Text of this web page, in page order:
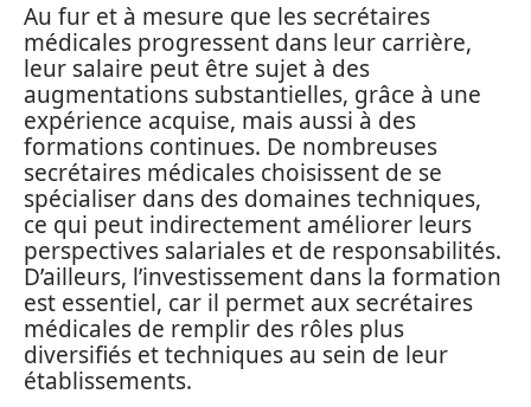
Au fur et à mesure que les secrétaires
médicales progressent dans leur carrière,
leur salaire peut être sujet à des
augmentations substantielles, grâce à une
expérience acquise, mais aussi à des
formations continues. De nombreuses
secrétaires médicales choisissent de se
spécialiser dans des domaines techniques,
ce qui peut indirectement améliorer leurs
perspectives salariales et de responsabilités.
D’ailleurs, l’investissement dans la formation
est essentiel, car il permet aux secrétaires
médicales de remplir des rôles plus
diversifiés et techniques au sein de leur
établissements.